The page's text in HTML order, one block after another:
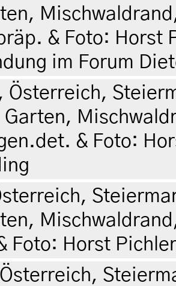
& Foto: Horst
im Forum
Österreich,
Garten,
& Foto:
Foto: Horst